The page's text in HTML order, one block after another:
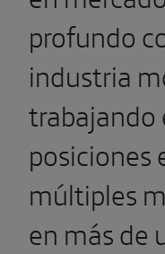
profundo
industria
trabajando
posiciones
múltiples
en más de